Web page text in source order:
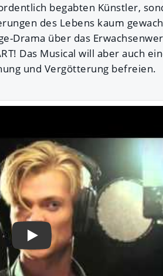
begabten Künstler,
des Lebens kaum
Drama über das
Das Musical will aber auch
und Vergötterung befreien.
Play